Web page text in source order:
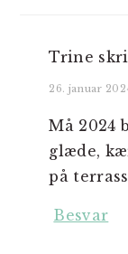
Trine
26. januar
Må 2024
glæde,
på
Besvar